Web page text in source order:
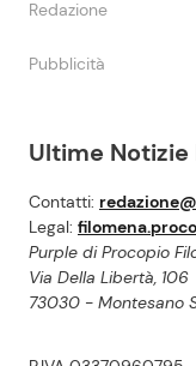
Ultime Notizie
Contatti:
Legal:
Purple di Procopio
Via Della Libertà, 106
73030 - Montesano
Redazione
Pubblicità